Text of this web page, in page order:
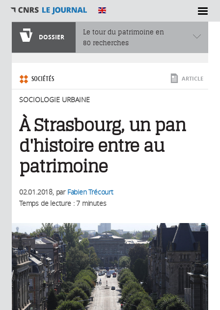
SECTIONS
DOSSIER
Le tour du patrimoine en
80 recherches
SOCIÉTÉS
SOCIOLOGIE URBAINE
ARTICLE
À Strasbourg, un pan
d'histoire entre au
patrimoine
02.01.2018, par Fabien Trécourt
Temps de lecture : 7 minutes